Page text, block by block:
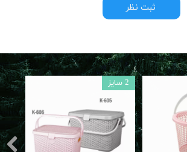
ثبت نظر
4 سایز 2 سایز